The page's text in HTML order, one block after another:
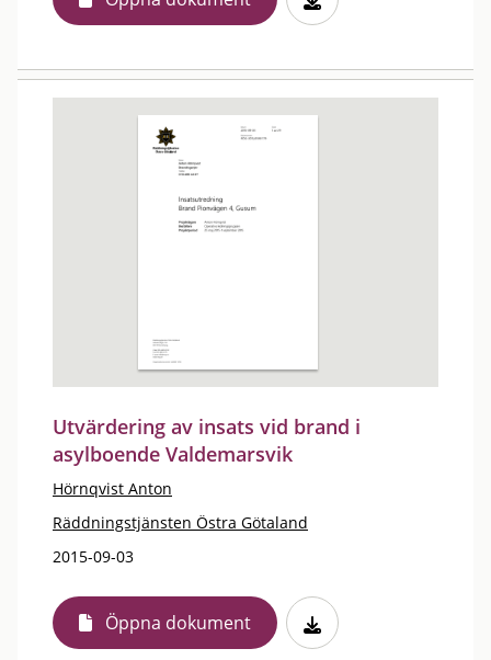
Utvärdering av insats vid brand i
asylboende Valdemarsvik
Hörnqvist Anton
Räddningstjänsten Östra Götaland
2015-09-03
Öppna dokument